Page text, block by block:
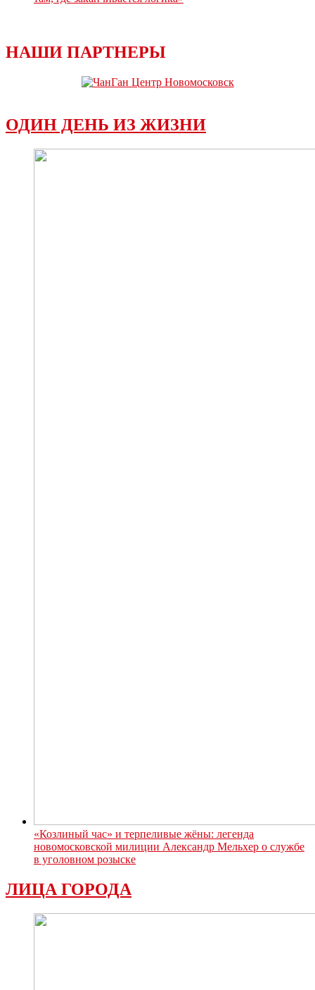
НАШИ ПАРТНЕРЫ
ОДИН ДЕНЬ ИЗ ЖИЗНИ
«Козлиный час» и терпеливые жёны: легенда
новомосковской милиции Александр Мельхер о службе
в уголовном розыске
ЛИЦА ГОРОДА